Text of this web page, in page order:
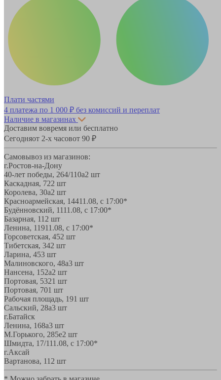
Плати частями
4 платежа по 1 000 ₽ без комиссий и переплат
Наличие в магазинах
Доставим вовремя или бесплатно
Сегодняот 2-х часовот 90 ₽
Самовывоз из магазинов:
г.Ростов-на-Дону
40-лет победы, 264/110а2 шт
Каскадная, 722 шт
Королева, 30а2 шт
Красноармейская, 14411.08, с 17:00*
Будённовский, 1111.08, с 17:00*
Базарная, 11 2 шт
Ленина, 11911.08, с 17:00*
Горсоветская, 452 шт
Тибетская, 342 шт
Ларина, 453 шт
Малиновского, 48а3 шт
Нансена, 152а2 шт
Портовая, 5321 шт
Портовая, 701 шт
Рабочая площадь, 191 шт
Сальский, 28a3 шт
г.Батайск
Ленина, 168а3 шт
М.Горького, 285е2 шт
Шмидта, 17/111.08, с 17:00*
г.Аксай
Вартанова, 11 2 шт